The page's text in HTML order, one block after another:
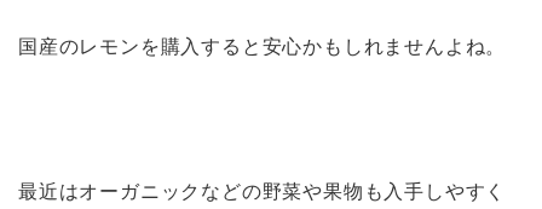
国産のレモンを購入すると安心かもしれませんよね。
最近はオーガニックなどの野菜や果物も入手しやすく